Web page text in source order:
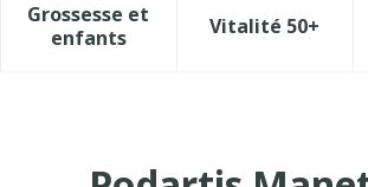
catégorie Beauté, soins et hygiène
sous-menu pour la catégorie
Grossesse et
enfants
Afficher le sous-menu pour
Vitalité 50+
Afficher le